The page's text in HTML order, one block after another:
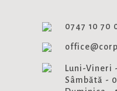
0747 10 70
Luni-Vineri
Sâmbătă -